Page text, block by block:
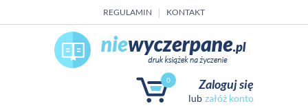
REGULAMIN KONTAKT
0 Zaloguj się
załóż konto